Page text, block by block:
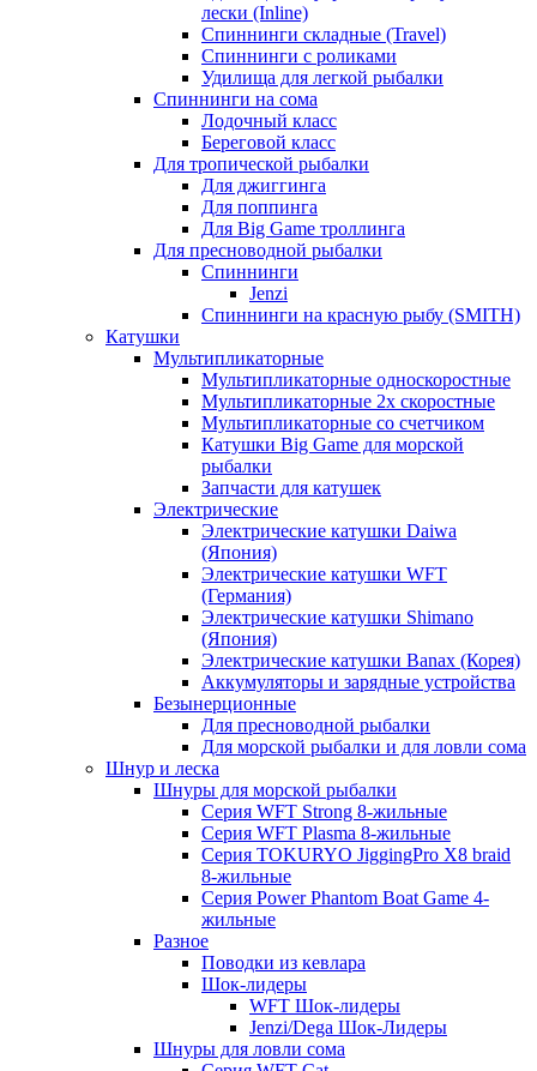
лески (Inline)
Спиннинги складные (Travel)
Спиннинги с роликами
Удилища для легкой рыбалки
Спиннинги на сома
Лодочный класс
Береговой класс
Для тропической рыбалки
Для джиггинга
Для поппинга
Для Big Game троллинга
Для пресноводной рыбалки
Спиннинги
Jenzi
Спиннинги на красную рыбу (SMITH)
Катушки
Мультипликаторные
Мультипликаторные односкоростные
Мультипликаторные 2х скоростные
Мультипликаторные со счетчиком
Катушки Big Game для морской
рыбалки
Запчасти для катушек
Электрические
Электрические катушки Daiwa
(Япония)
Электрические катушки WFT
(Германия)
Электрические катушки Shimano
(Япония)
Электрические катушки Banax (Корея)
Аккумуляторы и зарядные устройства
Безынерционные
Для пресноводной рыбалки
Для морской рыбалки и для ловли сома
Шнур и леска
Шнуры для морской рыбалки
Серия WFT Strong 8-жильные
Серия WFT Plasma 8-жильные
Серия TOKURYO JiggingPro X8 braid
8-жильные
Серия Power Phantom Boat Game 4-
жильные
Разное
Поводки из кевлара
Шок-лидеры
WFT Шок-лидеры
Jenzi/Dega Шок-Лидеры
Шнуры для ловли сома